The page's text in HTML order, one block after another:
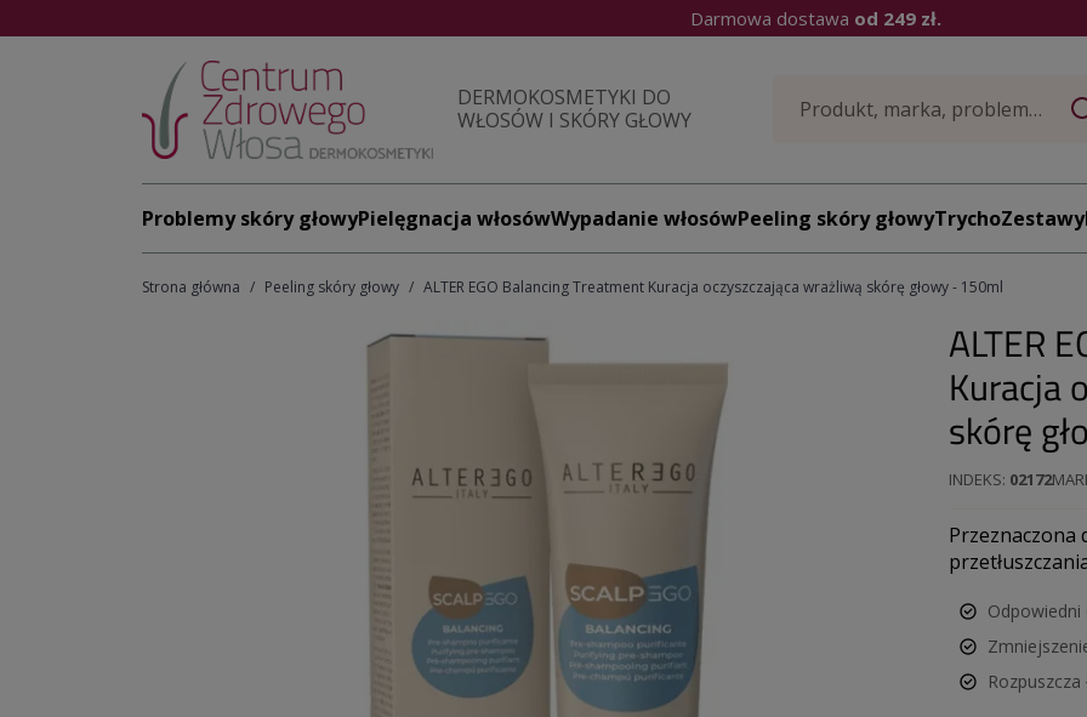
Darmowa dostawa od 249 zł.
DERMOKOSMETYKI DO
WŁOSÓW I SKÓRY GŁOWY
Problemy skóry głowyPielęgnacja włosówWypadanie włosówPeeling skóry głowyTrychoZestawy
Strona główna Peeling skóry głowy ALTER EGO Balancing Treatment Kuracja oczyszczająca wrażliwą skórę głowy - 150ml
ALTER
Kuracja
skórę
INDEKS 02172
Przeznaczona
Odpowiedni